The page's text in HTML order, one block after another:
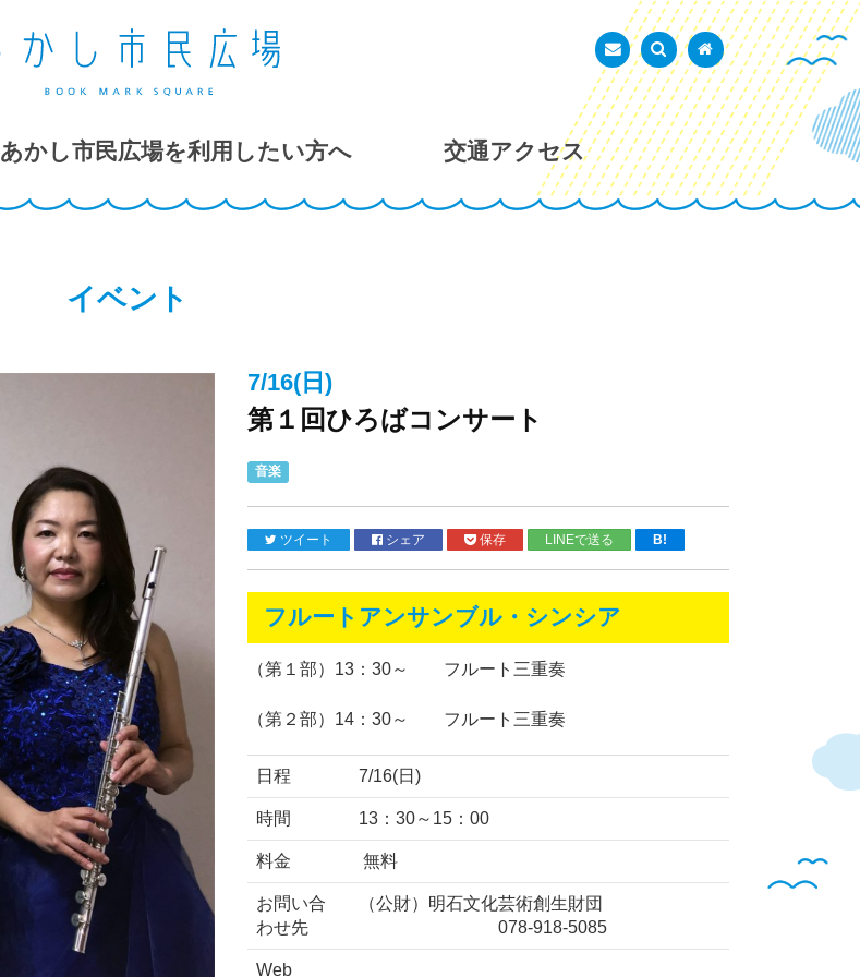
あかし市民広場
お問い合わせ
検索を表示トップページ
あかし市民広場を利用したい方へ 交通アクセス
イベント
7/16(日)
第１回ひろばコンサート
音楽
ツイート シェア 保存 LINEで送る B!
フルートアンサンブル・シンシア
（第１部）13：30～ フルート三重奏
（第２部）14：30～ フルート三重奏
日程 7/16(日)
時間 13：30～15：00
料金 無料
お問い合
わせ先
（公財）明石文化芸術創生財団
078-918-5085
Web